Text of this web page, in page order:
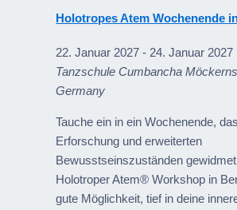
Holotropes Atem Wochenende
22. Januar 2027 - 24. Januar 2027
Tanzschule Cumbancha
Germany
Tauche ein in ein Wochenende,
Erforschung und erweiterten
Bewusstseinszuständen
Holotroper Atem® Workshop in
gute Möglichkeit, tief in deine